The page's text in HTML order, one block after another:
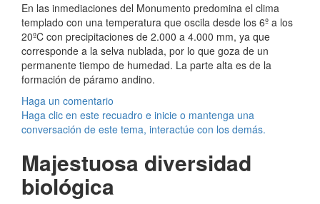
En las inmediaciones del Monumento predomina el clima
templado con una temperatura que oscila desde los 6º a los
20ºC con precipitaciones de 2.000 a 4.000 mm, ya que
corresponde a la selva nublada, por lo que goza de un
permanente tiempo de humedad. La parte alta es de la
formación de páramo andino.
Haga un comentario
Haga clic en este recuadro e inicie o mantenga una
conversación de este tema, interactúe con los demás.
Majestuosa diversidad
biológica